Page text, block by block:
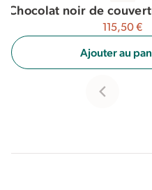
Chocolat noir de
115,50€
Ajouter au